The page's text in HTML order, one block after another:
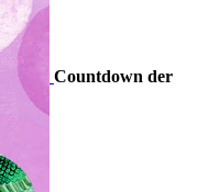
Countdown der